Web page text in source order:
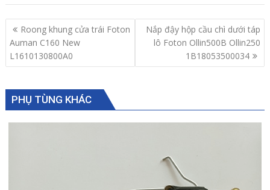
Post
navigation
Roong khung cửa trái Foton
Auman C160 New
L1610130800A0
Nắp đậy hộp cầu chì dưới táp
lô Foton Ollin500B Ollin250
1B18053500034
PHỤ TÙNG KHÁC